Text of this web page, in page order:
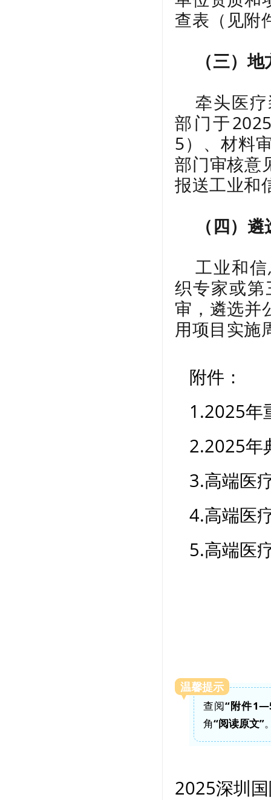
查表（见附
（三）
牵头医
部门于
5）、材料
部门审核意
报送工业和
（四）
工业和
织专家或
审，遴选并
用项目实施
附件：
1.2025年
2.2025年
3.高端医
4.高端医
5.高端医
温馨提示
查阅“附件
角“阅读原文”
2025深圳